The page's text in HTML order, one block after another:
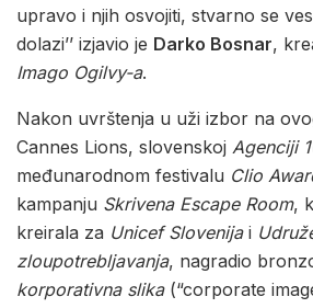
upravo i njih osvojiti, stvarno se
dolazi’’ izjavio je Darko Bosnar,
Imago Ogilvy-a.
Nakon uvrštenja u uži izbor na
Cannes Lions, slovenskoj Agenciji
međunarodnom festivalu Clio
kampanju Skrivena Escape Room,
kreirala za Unicef Slovenijai
zloupotrebljavanja, nagradio
korporativna slika(“corporate